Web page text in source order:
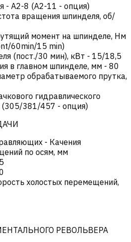
- А2-8 (A2-11 - опция)
вращения шпинделя, об/
момент на шпинделе, Нм
60min/15 min)
(пост./30 мин), кВт - 15/18,5
в главном шпинделе, мм - 80
обрабатываемого прутка,
гидравлического
381/457 - опция)
- Качения
по осям, мм
холостых перемещений,
РЕВОЛЬВЕРА